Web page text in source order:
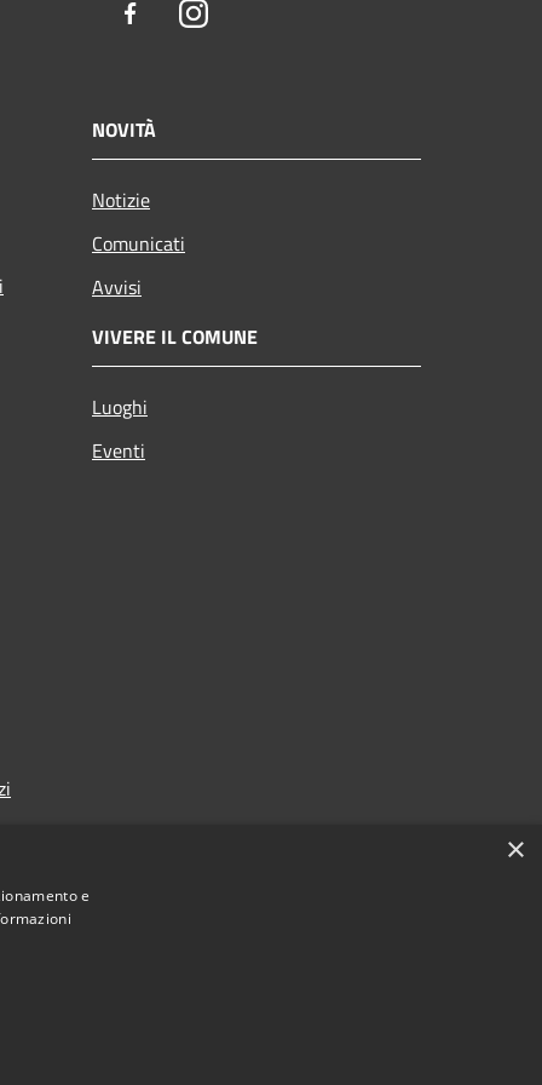
FacebookInstagram
NOVITÀ
Notizie
Comunicati
Avvisi
VIVERE IL COMUNE
Luoghi
Eventi
×
e